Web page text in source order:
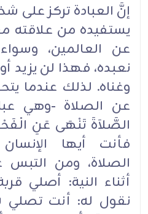
إنَّ العبادة تركز على
يستفيده من علاقته
عن العالمين،
نعبده، فهذا لن
وغناه. لذلك عندما
عن الصلاة -وهي
فأنت أيها
الصلاة، ومن التبس
أثناء النية: أصلي
نقول له: أنت تصلي